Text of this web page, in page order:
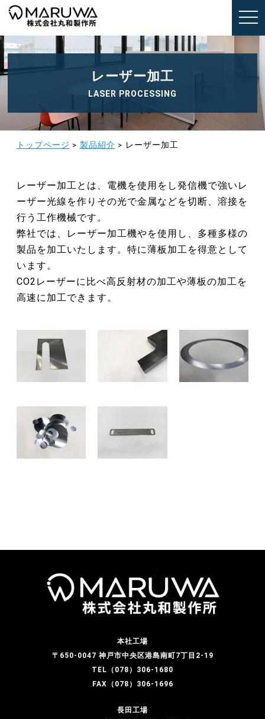
t
o
a
i
レーザー加工
LASER PROCESSING
トップページ > 製品紹介 > レーザー加工
レーザー加工とは、電機を使用をし発信機で強いレ
ーザー光線を作りその光で金属などを切断、溶接を
行う工作機械です。
弊社では、レーザー加工機やを使用し、多種多様の
製品を加工いたします。特に薄板加工を得意として
います。
CO2レーザーに比べ高反射材の加工や薄板の加工を
高速に加工できます。
本社工場
〒650-0047 神戸市中央区港島南町7丁目2-19
TEL（078）306-1680
FAX（078）306-1696
長田工場